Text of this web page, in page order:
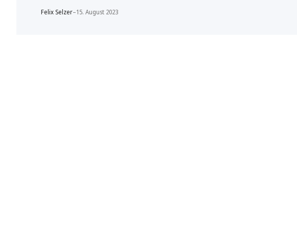
Felix Selzer–15. August 2023